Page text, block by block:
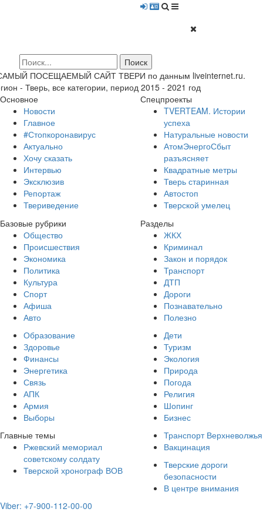
ПОСЕЩАЕМЫЙ САЙТ ТВЕРИ по данным liveinternet.ru.
- Тверь, все категории, период 2015 - 2021 год
Основное
Новости
Главное
#Стопкоронавирус
Актуально
Хочу сказать
Интервью
Эксклюзив
Репортаж
Твериведение
Спецпроекты
TVERTEAM. Истории
успеха
Натуральные новости
АтомЭнергоСбыт
разъясняет
Квадратные метры
Тверь старинная
Автостоп
Тверской умелец
Базовые рубрики
Общество
Происшествия
Экономика
Политика
Культура
Спорт
Афиша
Авто
Разделы
ЖКХ
Криминал
Закон и порядок
Транспорт
ДТП
Дороги
Познавательно
Полезно
Образование
Здоровье
Финансы
Энергетика
Связь
АПК
Армия
Выборы
Дети
Туризм
Экология
Природа
Погода
Религия
Шопинг
Бизнес
Главные темы
Ржевский мемориал
советскому солдату
Тверской хронограф ВОВ
Транспорт Верхневолжья
Вакцинация
Тверские дороги
безопасности
В центре внимания
Viber: +7-900-112-00-00